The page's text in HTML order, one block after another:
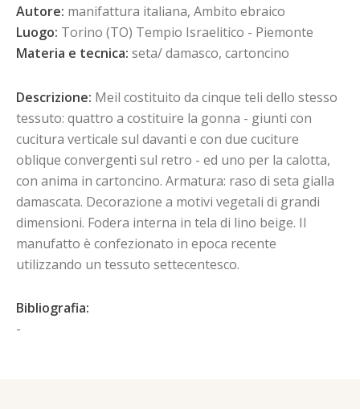
Autore: manifattura italiana, Ambito ebraico
Luogo: Torino (TO) Tempio Israelitico - Piemonte
Materia e tecnica: seta/ damasco, cartoncino
Descrizione: Meil costituito da cinque teli dello stesso
tessuto: quattro a costituire la gonna - giunti con
cucitura verticale sul davanti e con due cuciture
oblique convergenti sul retro - ed uno per la calotta,
con anima in cartoncino. Armatura: raso di seta gialla
damascata. Decorazione a motivi vegetali di grandi
dimensioni. Fodera interna in tela di lino beige. Il
manufatto è confezionato in epoca recente
utilizzando un tessuto settecentesco.
Bibliografia:
-